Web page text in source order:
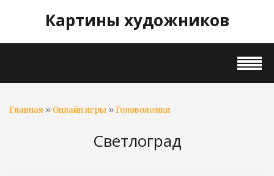
Картины художников
Главная » Онлайн игры »Головоломки
Светлоград